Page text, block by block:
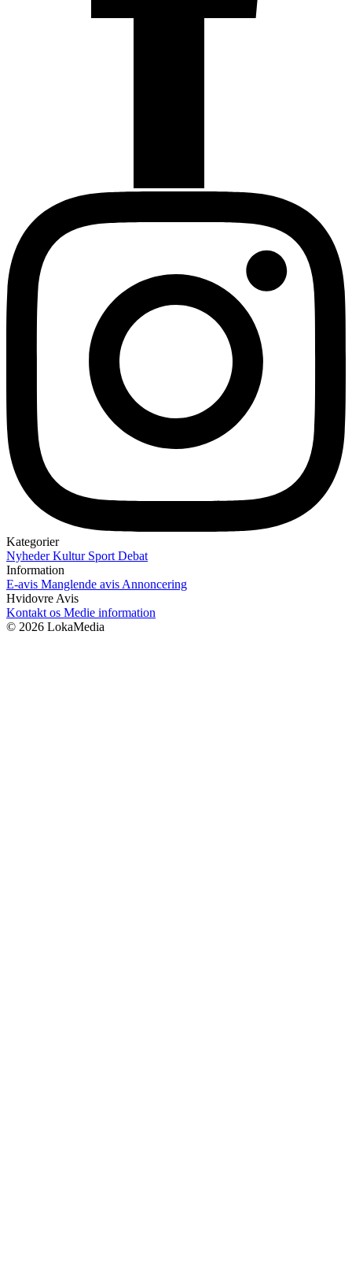
Kategorier
NyhederKultur SportDebat
Information
E-avis Manglende avisAnnoncering
Hvidovre Avis
Kontakt os Medie information
© 2026 LokaMedia